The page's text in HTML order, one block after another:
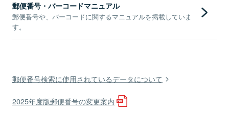
郵便番号・バーコードマニュアル
郵便番号や、バーコードに関するマニュアルを掲載していま
す。
郵便番号検索に使用されているデータについて
2025年度版郵便番号の変更案内